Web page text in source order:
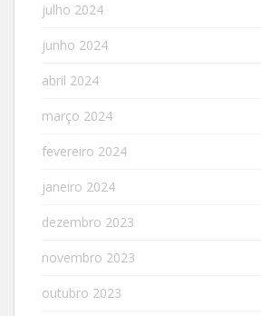
julho 2024
junho 2024
abril 2024
março 2024
fevereiro 2024
janeiro 2024
dezembro 2023
novembro 2023
outubro 2023